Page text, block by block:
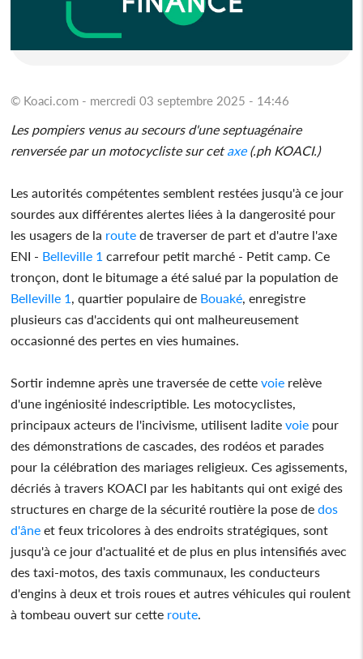
© Koaci.com - mercredi 03 septembre 2025 - 14:46
Les pompiers venus au secours d'une septuagénaire
renversée par un motocycliste sur cetaxe(.ph KOACI.)
Les autorités compétentes semblent restées jusqu'à ce jour
sourdes aux différentes alertes liées à la dangerosité pour
les usagers de la route de traverser de part et d'autre l'axe
ENI - Belleville 1 carrefour petit marché - Petit camp. Ce
tronçon, dont le bitumage a été salué par la population de
Belleville 1 , quartier populaire de Bouaké , enregistre
plusieurs cas d'accidents qui ont malheureusement
occasionné des pertes en vies humaines.
Sortir indemne après une traversée de cette voie relève
d'une ingéniosité indescriptible. Les motocyclistes,
principaux acteurs de l'incivisme, utilisent ladite voie pour
des démonstrations de cascades, des rodéos et parades
pour la célébration des mariages religieux. Ces agissements,
décriés à travers KOACI par les habitants qui ont exigé des
structures en charge de la sécurité routière la pose de dos
d'âne et feux tricolores à des endroits stratégiques, sont
jusqu'à ce jour d'actualité et de plus en plus intensifiés avec
des taxi-motos, des taxis communaux, les conducteurs
d'engins à deux et trois roues et autres véhicules qui roulent
à tombeau ouvert sur cette route